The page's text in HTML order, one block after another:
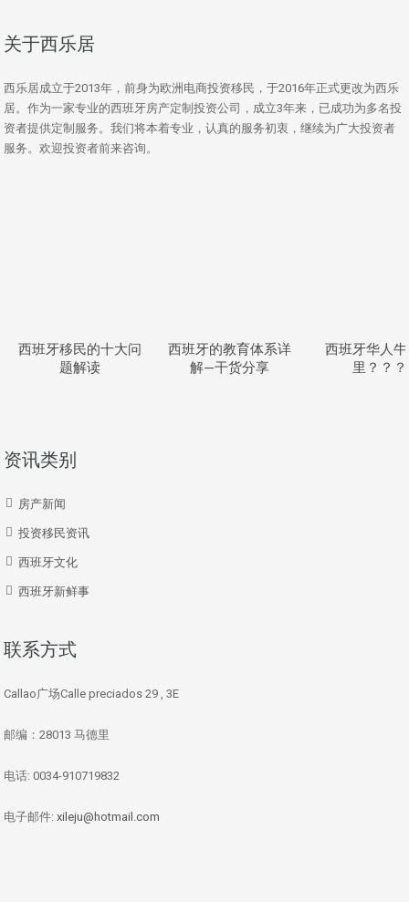
关于西乐居
西乐居成立于2013年，前身为欧洲电商投资移民，于2016年正式更改为西乐
居。作为一家专业的西班牙房产定制投资公司，成立3年来，已成功为多名投
资者提供定制服务。我们将本着专业，认真的服务初衷，继续为广大投资者
服务。欢迎投资者前来咨询。
西班牙移民的十大问
题解读
西班牙的教育体系详
解—干货分享
西班牙华人
里？？？
资讯类别
房产新闻
投资移民资讯
西班牙文化
西班牙新鲜事
联系方式
Callao广场Calle preciados 29 , 3E
邮编：28013 马德里
电话: 0034-910719832
电子邮件: xileju@hotmail.com